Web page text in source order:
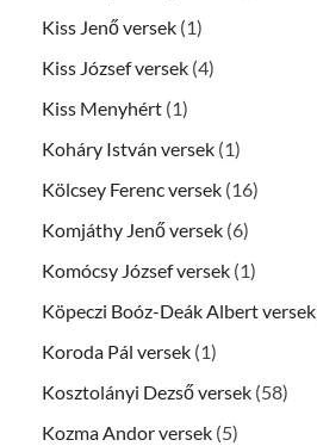
Kiss Jenő versek (1)
Kiss József versek (4)
Kiss Menyhért (1)
Koháry István versek (1)
Kölcsey Ferenc versek (16)
Komjáthy Jenő versek (6)
Komócsy József versek (1)
Köpeczi Boóz-Deák Albert versek
Koroda Pál versek (1)
Kosztolányi Dezső versek (58)
Kozma Andor versek (5)